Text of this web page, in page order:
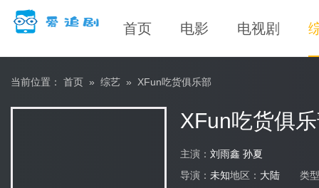
首页 电影 电视剧
当前位置： 首页 » 综艺 » XFun吃货俱乐部
XFun吃货俱
主演： 刘雨鑫 孙夏
导演： 未知地区： 大陆
类